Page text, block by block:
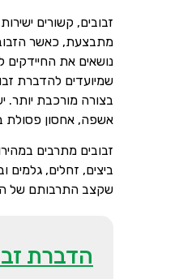
זבובים, קשורים
מתבצעת, כאשר
נושאים את
שמיועדים להדברת
בצורה מורכבת יותר.
אשפה, אחסון פסולת
שקצב התרבותם של
הדברת